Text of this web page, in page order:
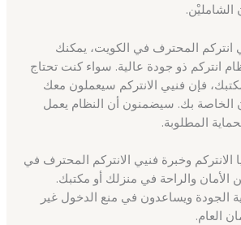
الشامليْن.
المحترف في الكويت، يمكنك
انتركم ذو جودة عالية. سواء كنت تحتاج
فإن فنيي الانتركم سيعملون معك
الخاصة بك. سيضمنون أن النظام يعمل
المطلوبة.
الانتركم وخبرة فنيي الانتركم المحترف في
الأمان والراحة في منزلك أو مكتبك.
الجودة ويساعدون في منع الدخول غير
العام.